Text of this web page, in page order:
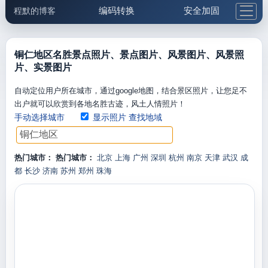
程默的博客 编码转换 安全加固
邮件工具 生活便民 更多工具
铜仁地区名胜景点照片、景点图片、风景图片、风景照
片、实景图片
自动定位用户所在城市，通过google地图，结合景区照片，让您足不
出户就可以欣赏到各地名胜古迹，风土人情照片！
手动选择城市 显示照片 查找地域
热门城市： 热门城市： 北京 上海 广州 深圳 杭州 南京 天津 武汉 成
都 长沙 济南 苏州 郑州 珠海